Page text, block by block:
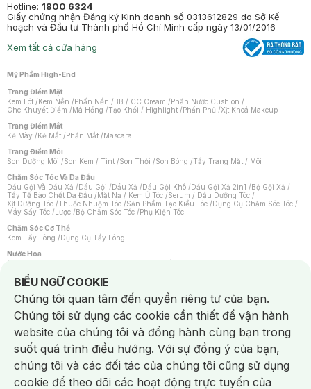
Hotline: 1800 6324
Giấy chứng nhận Đăng ký Kinh doanh số 0313612829 do Sở Kế
hoạch và Đầu tư Thành phố Hồ Chí Minh cấp ngày 13/01/2016
Xem tất cả cửa hàng
Mỹ Phẩm High-End
Trang Điểm Mặt
Kem Lót /Kem Nền /Phấn Nền /BB / CC Cream /Phấn Nước Cushion /
Che Khuyết Điểm /Má Hồng /Tạo Khối / Highlight /Phấn Phủ /Xịt Khoá Makeup
Trang Điểm Mắt
Kẻ Mày /Kẻ Mắt /Phấn Mắt /Mascara
Trang Điểm Môi
Son Dưỡng Môi /Son Kem / Tint /Son Thỏi /Son Bóng /Tẩy Trang Mắt / Môi
Chăm Sóc Tóc Và Da Đầu
Dầu Gội Và Dầu Xả /Dầu Gội /Dầu Xả /Dầu Gội Khô /Dầu Gội Xả 2in1 /Bộ Gội Xả /
Tẩy Tế Bào Chết Da Đầu /Mặt Nạ / Kem Ủ Tóc /Serum / Dầu Dưỡng Tóc /
Xịt Dưỡng Tóc /Thuốc Nhuộm Tóc /Sản Phẩm Tạo Kiểu Tóc /Dụng Cụ Chăm Sóc Tóc /
Máy Sấy Tóc /Lược /Bộ Chăm Sóc Tóc /Phụ Kiện Tóc
Chăm Sóc Cơ Thể
Kem Tẩy Lông /Dụng Cụ Tẩy Lông
Nước Hoa
Nước Hoa Nữ
Chăm Sóc Cá Nhân
Chống Muỗi /Khẩu Trang /Máy Massage/Mặt Nạ Xông Hơi /Nước Rửa Tay/
Sản Phẩm Chăm Sóc Khác /Bàn Chải Đánh Răng /Bàn Chải Điện/
Hỗ Trợ Trắng Răng/Kem Đánh Răng /Máy Tăm Nước/ Nước Súc Miệng/
Tăm / Chỉ Nha Khoa/ Xịt Thơm Miệng / Dung Dịch Vệ Sinh/Dưỡng Vùng Kín/
Khăn Ướt Vệ Sinh Vùng Kín/Băng Vệ Sinh/Tampon/Bọt Cạo Râu /Dao Cạo Râu/
Máy Cạo Râu
Vấn Đề Về Da
Da Dầu / Lỗ Chân Lông To/ Da Khô / Mất Nước/ Da Lão Hóa/ Da Mụn/
Da Nhạy Cảm / Kích Ứng
Da Xỉn Màu Thâm / Nám / Tàn Nhang
Quầng Thâm & Bọng Mắt /Sẹo /Viêm Da Cơ Địa
BIỂU NGỮ COOKIE
Notice about cookies usage
Chúng tôi quan tâm đến quyền riêng tư của bạn.
Chúng tôi sử dụng các cookie cần thiết để vận hành
website của chúng tôi và đồng hành cùng bạn trong
suốt quá trình điều hướng. Với sự đồng ý của bạn,
chúng tôi và các đối tác của chúng tôi cũng sử dụng
cookie để theo dõi các hoạt động trực tuyến của